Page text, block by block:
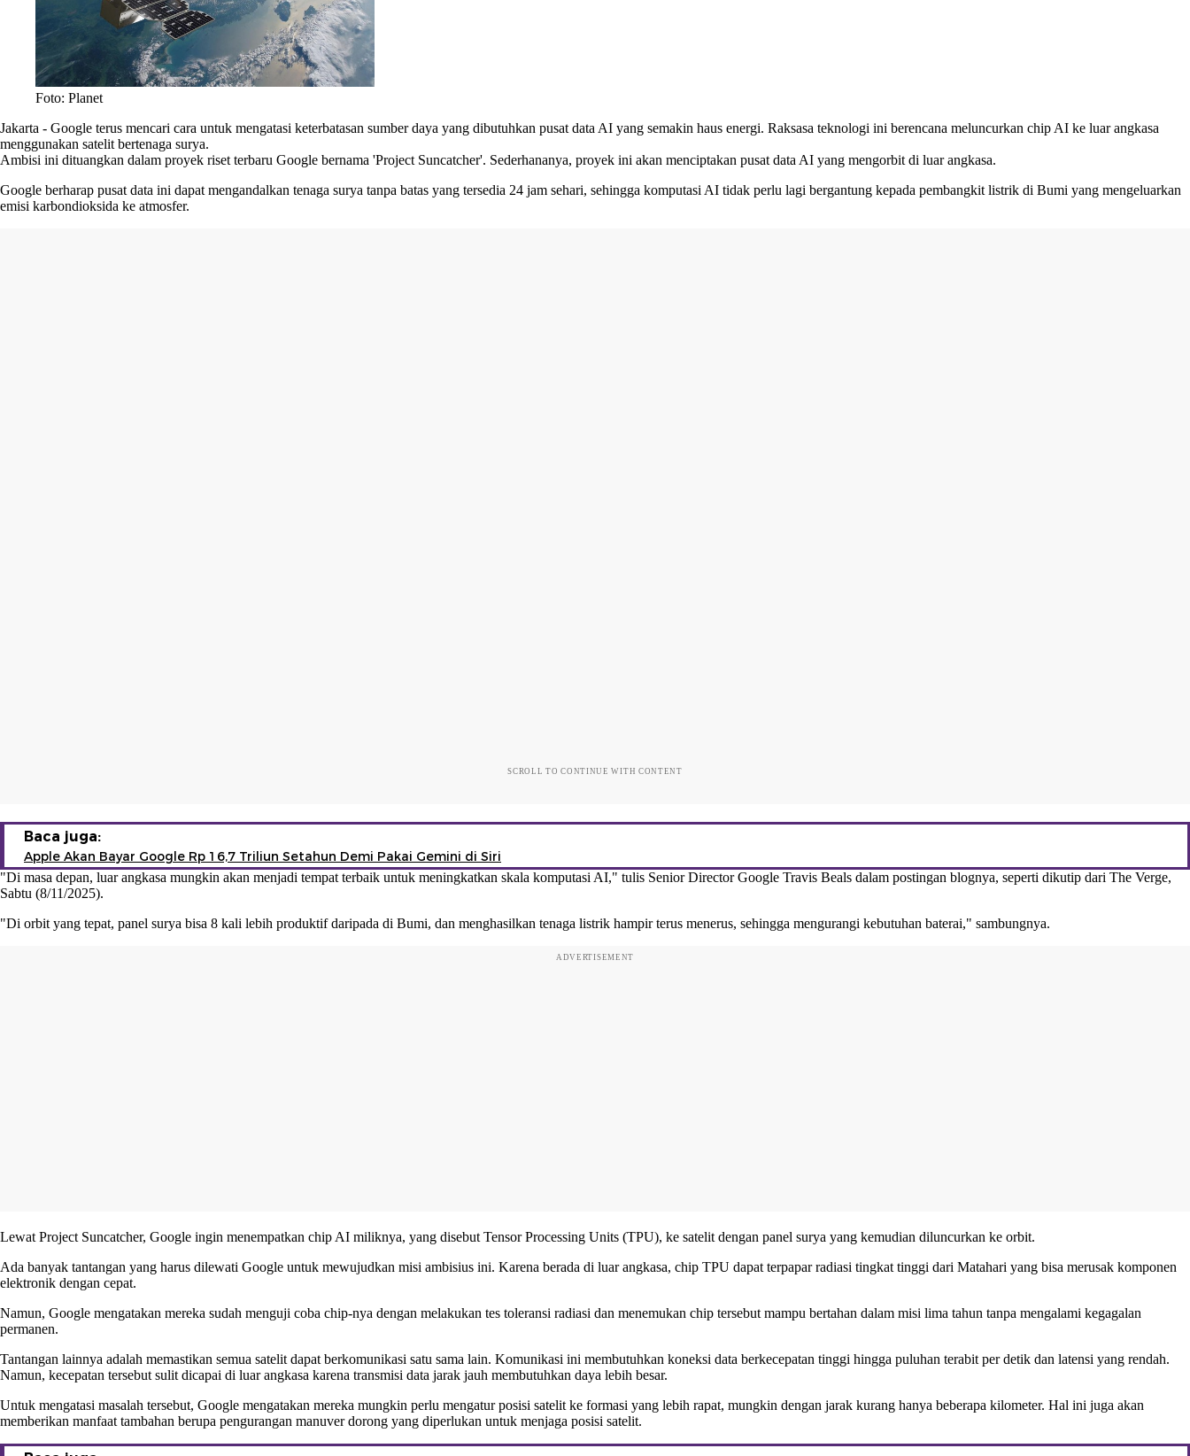
Foto: Planet
Jakarta - Google terus mencari cara untuk mengatasi keterbatasan sumber daya yang dibutuhkan pusat data AI yang semakin haus energi. Raksasa teknologi ini berencana meluncurkan chip AI ke luar angkasa
menggunakan satelit bertenaga surya.
Ambisi ini dituangkan dalam proyek riset terbaru Google bernama 'Project Suncatcher'. Sederhananya, proyek ini akan menciptakan pusat data AI yang mengorbit di luar angkasa.
Google berharap pusat data ini dapat mengandalkan tenaga surya tanpa batas yang tersedia 24 jam sehari, sehingga komputasi AI tidak perlu lagi bergantung kepada pembangkit listrik di Bumi yang mengeluarkan
emisi karbondioksida ke atmosfer.
SCROLL TO CONTINUE WITH CONTENT
Baca juga:
Apple Akan Bayar Google Rp 16,7 Triliun Setahun Demi Pakai Gemini di Siri
"Di masa depan, luar angkasa mungkin akan menjadi tempat terbaik untuk meningkatkan skala komputasi AI," tulis Senior Director Google Travis Beals dalam postingan blognya, seperti dikutip dari The Verge,
Sabtu (8/11/2025).
"Di orbit yang tepat, panel surya bisa 8 kali lebih produktif daripada di Bumi, dan menghasilkan tenaga listrik hampir terus menerus, sehingga mengurangi kebutuhan baterai," sambungnya.
ADVERTISEMENT
Lewat Project Suncatcher, Google ingin menempatkan chip AI miliknya, yang disebut Tensor Processing Units (TPU), ke satelit dengan panel surya yang kemudian diluncurkan ke orbit.
Ada banyak tantangan yang harus dilewati Google untuk mewujudkan misi ambisius ini. Karena berada di luar angkasa, chip TPU dapat terpapar radiasi tingkat tinggi dari Matahari yang bisa merusak komponen
elektronik dengan cepat.
Namun, Google mengatakan mereka sudah menguji coba chip-nya dengan melakukan tes toleransi radiasi dan menemukan chip tersebut mampu bertahan dalam misi lima tahun tanpa mengalami kegagalan
permanen.
Tantangan lainnya adalah memastikan semua satelit dapat berkomunikasi satu sama lain. Komunikasi ini membutuhkan koneksi data berkecepatan tinggi hingga puluhan terabit per detik dan latensi yang rendah.
Namun, kecepatan tersebut sulit dicapai di luar angkasa karena transmisi data jarak jauh membutuhkan daya lebih besar.
Untuk mengatasi masalah tersebut, Google mengatakan mereka mungkin perlu mengatur posisi satelit ke formasi yang lebih rapat, mungkin dengan jarak kurang hanya beberapa kilometer. Hal ini juga akan
memberikan manfaat tambahan berupa pengurangan manuver dorong yang diperlukan untuk menjaga posisi satelit.